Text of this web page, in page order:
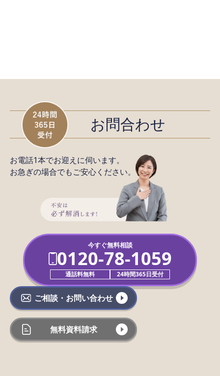
お問合わせ
お電話1本でお迎えに伺います。
お急ぎの場合でもご安心ください。
今すぐ無料相談
0120-78-1059
通話料無料 24時間365日受付
ご相談・お問い合わせ
無料資料請求